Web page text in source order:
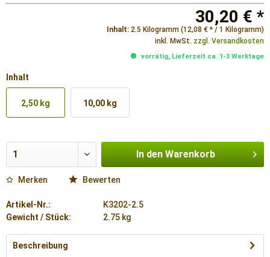
30,20 € *
Inhalt: 2.5 Kilogramm (12,08 € * / 1 Kilogramm)
inkl. MwSt. zzgl. Versandkosten
vorrätig, Lieferzeit ca. 1-3 Werktage
Inhalt
2,50 kg 10,00 kg
In den Warenkorb
Merken Bewerten
Artikel-Nr.:
K3202-2.5
Gewicht / Stück:
2.75 kg
Beschreibung